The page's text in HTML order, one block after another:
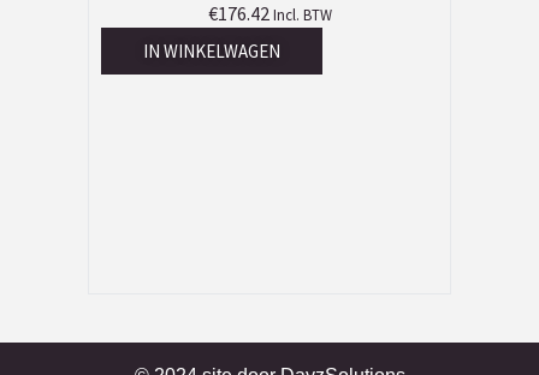
€176.42 Incl. BTW
IN WINKELWAGEN